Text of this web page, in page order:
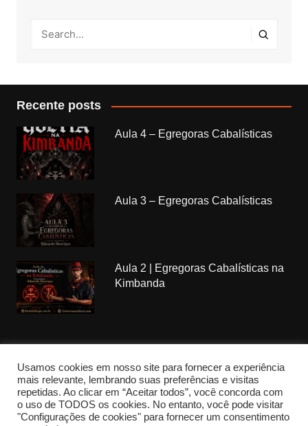
Recente posts
Aula 4 – Egregoras Cabalísticas
Aula 3 – Egregoras Cabalísticas
Aula 2 | Egregoras Cabalísticas na
Kimbanda
Copyrights Kimbanda Nagô © 2018. All rights reserved.
Federação CCBA porCCBA
Usamos cookies em nosso site para fornecer a experiência
mais relevante, lembrando suas preferências e visitas
repetidas. Ao clicar em “Aceitar todos”, você concorda com
o uso de TODOS os cookies. No entanto, você pode visitar
"Configurações de cookies" para fornecer um consentimento